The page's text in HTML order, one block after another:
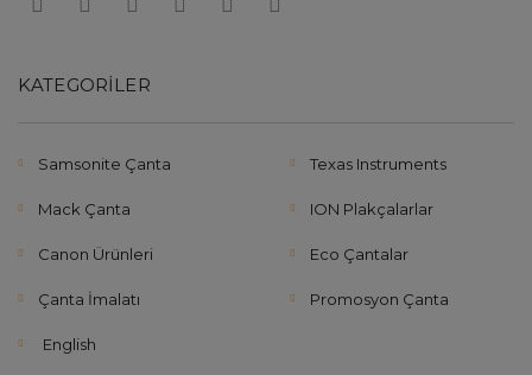
KATEGORILER
Samsonite Çanta Texas Instruments
Mack Çanta ION Plakçalarlar
Canon Ürünleri Eco Çantalar
Çanta İmalatı Promosyon Çanta
English